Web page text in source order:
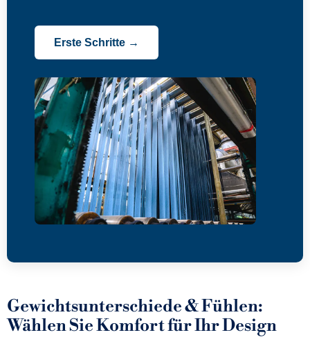
Erste Schritte →
Gewichtsunterschiede & Fühlen:
Wählen Sie Komfort für Ihr Design